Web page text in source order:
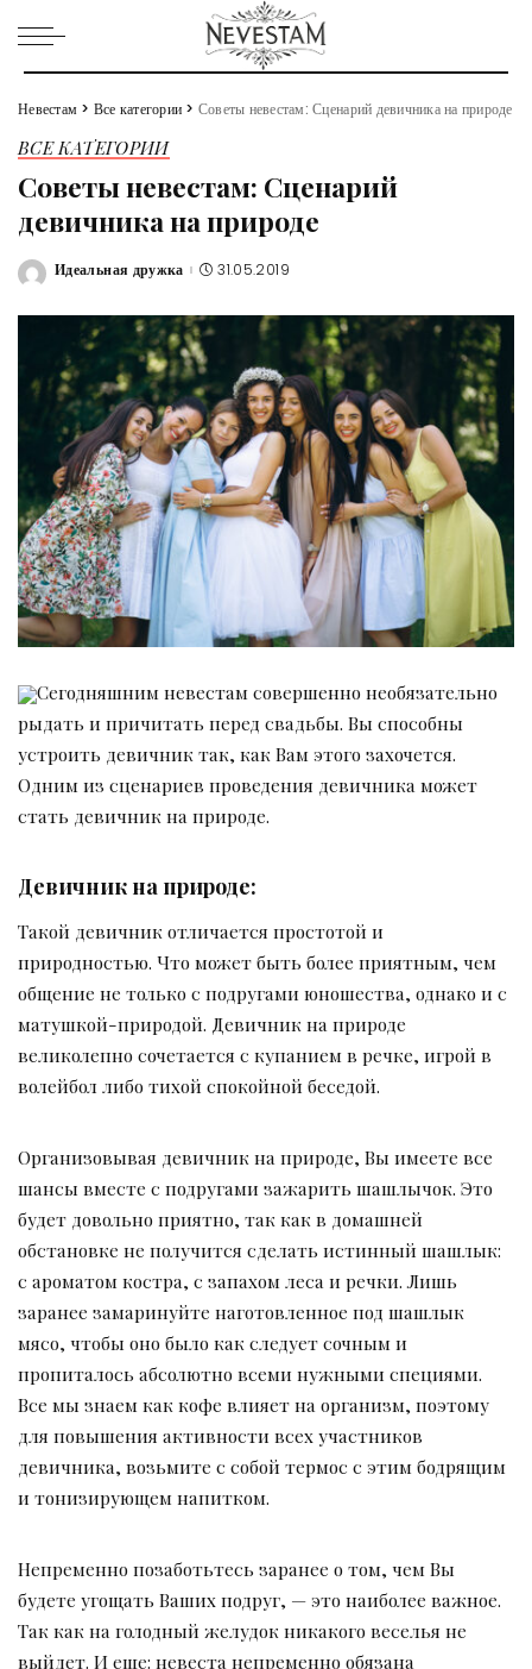
Невестам > Все категории > Советы невестам: Сценарий девичника на природе
ВСЕ КАТЕГОРИИ
Советы невестам: Сценарий
девичника на природе
Posted
Идеальная дружка 31.05.2019
Сегодняшним невестам совершенно необязательно
рыдать и причитать перед свадьбы. Вы способны
устроить девичник так, как Вам этого захочется.
Одним из сценариев проведения девичника может
стать девичник на природе.
Девичник на природе:
Такой девичник отличается простотой и
природностью. Что может быть более приятным, чем
общение не только с подругами юношества, однако и с
матушкой-природой. Девичник на природе
великолепно сочетается с купанием в речке, игрой в
волейбол либо тихой спокойной беседой.
Организовывая девичник на природе, Вы имеете все
шансы вместе с подругами зажарить шашлычок. Это
будет довольно приятно, так как в домашней
обстановке не получится сделать истинный шашлык:
с ароматом костра, с запахом леса и речки. Лишь
заранее замаринуйте наготовленное под шашлык
мясо, чтобы оно было как следует сочным и
пропиталось абсолютно всеми нужными специями.
Все мы знаем как кофе влияет на организм, поэтому
для повышения активности всех участников
девичника, возьмите с собой термос с этим бодрящим
и тонизирующем напитком.
Непременно позаботьтесь заранее о том, чем Вы
будете угощать Ваших подруг, — это наиболее важное.
Так как на голодный желудок никакого веселья не
выйдет. И еще: невеста непременно обязана